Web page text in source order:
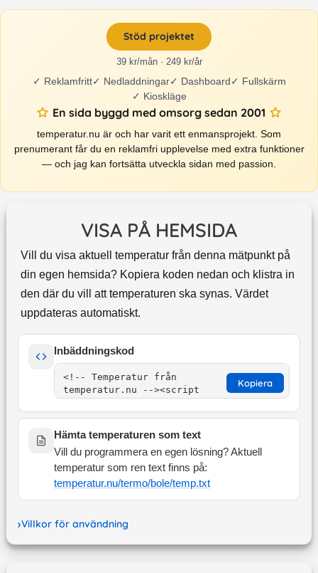
Stöd projektet
39 kr/mån · 249 kr/år
✓ Reklamfritt✓ Nedladdningar✓ Dashboard✓ Fullskärm
✓ Kioskläge
En sida byggd med omsorg sedan 2001
temperatur.nu är och har varit ett enmansprojekt. Som
prenumerant får du en reklamfri upplevelse med extra funktioner
— och jag kan fortsätta utveckla sidan med passion.
VISA PÅ HEMSIDA
Vill du visa aktuell temperatur från denna mätpunkt på
din egen hemsida? Kopiera koden nedan och klistra in
den där du vill att temperaturen ska synas. Värdet
uppdateras automatiskt.
Inbäddningskod
Kopiera
Hämta temperaturen som text
Vill du programmera en egen lösning? Aktuell
temperatur som ren text finns på:
temperatur.nu/termo/bole/temp.txt
Villkor för användning